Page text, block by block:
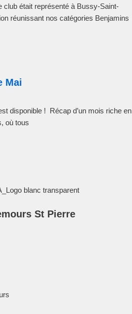
club était représenté à Bussy-Saint-
réunissant nos catégories Benjamins
Mai
disponible ! Récap d’un mois riche en
où tous
St Pierre